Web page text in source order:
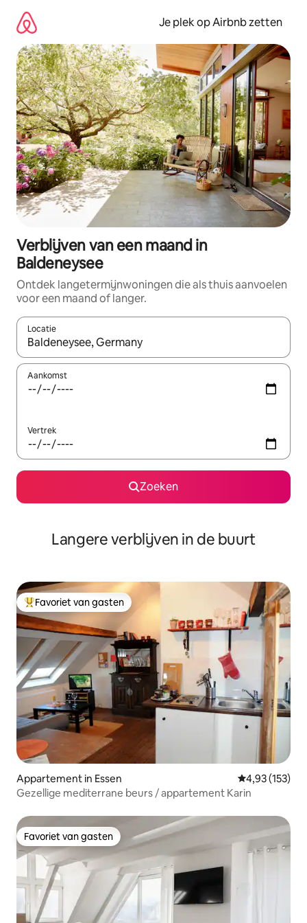
direct
naar
inhoud
Je plek op Airbnb zetten
Verblijven van een maand in
Baldeneysee
Ontdek langetermijnwoningen die als thuis aanvoelen
voor een maand of langer.
Locatie
Wanneer er resultaten beschikbaar zijn, maak je een keuze
Aankomst
Vertrek
Zoeken
Langere verblijven in de buurt
Topfavoriet van gasten
Favoriet van gasten
Appartement in Essen Gemiddelde
4,93 (153)
Gezellige mediterrane beurs / appartement Karin
Favoriet van gasten
Favoriet van gasten